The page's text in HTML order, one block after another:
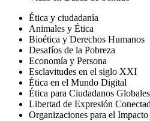
Ética y ciudadanía
Animales y Ética
Bioética y Derechos Humanos
Desafíos de la Pobreza
Economía y Persona
Esclavitudes en el siglo XXI
Ética en el Mundo Digital
Ética para Ciudadanos Globales
Libertad de Expresión
Organizaciones para el